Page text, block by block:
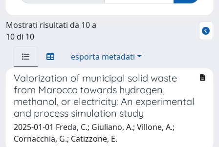
Mostrati risultati da 10 a
10 di 10
esporta metadati
Valorization of municipal solid waste
from Marocco towards hydrogen,
methanol, or electricity: An experimental
and process simulation study
2025-01-01 Freda, C.; Giuliano, A.; Villone, A.;
Cornacchia, G.; Catizzone, E.